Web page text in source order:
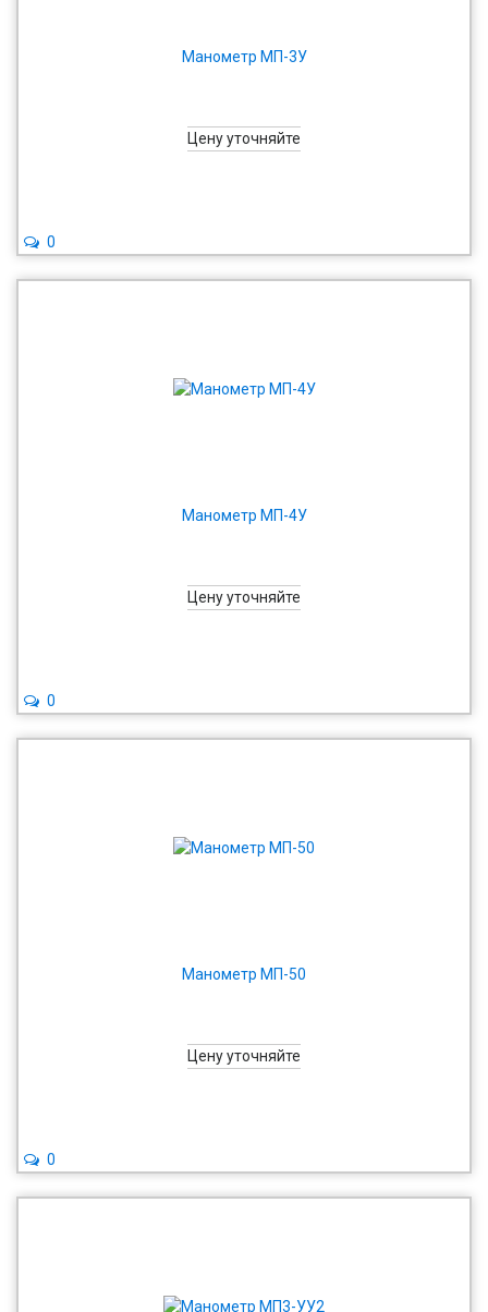
Манометр МП-3У
Цену уточняйте
0
Манометр МП-4У
Цену уточняйте
0
Манометр МП-50
Цену уточняйте
0